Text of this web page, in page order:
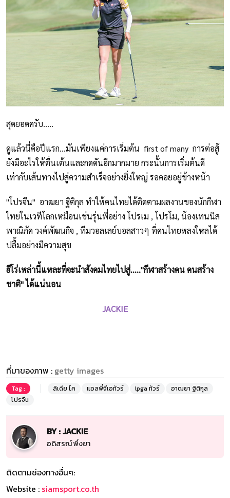
สุดยอดครับ.....
ดูแล้วนี่คือปีแรก...มันเพียงแค่การเริ่มต้น first of many การต่อสู้
ยังมีอะไรให้ตื่นเต้นและกดดันอีกมากมาย กระนั้นการเริ่มต้นดี
เท่ากับเส้นทางไปสู่ความสำเร็จอย่างยิ่งใหญ่ รอคอยอยู่ข้างหน้า
"โปรจีน" อาฒยา ฐิติกุล ทำให้คนไทยได้ติดตามผลงานของนักกีฬา
ไทยในเวทีโลกเหมือนเช่นรุ่นพี่อย่าง โปรเม , โปรโม, น้องเทนนิส
พาณิภัค วงค์พัฒนกิจ , ทีมวอลเลย์บอลสาวๆ ที่คนไทยหลงใหลได้
ปลื้มอย่างมีความสุข
ฮีโร่เหล่านี้แหละที่จะนำสังคมไทยไปสู่....."กีฬาสร้างคน คนสร้าง
ชาติ" ได้แน่นอน
JACKIE
ที่มาของภาพ : getty images
Tag : ลิเดีย โค แอลพี่จีเอทัวร์ lpga ทัวร์
อาฒยา ฐิติกุล
โปรจีน
BY : JACKIE
อดิสรณ์ พึ่งยา
ติดตามช่องทางอื่นๆ:
Website : siamsport.co.th